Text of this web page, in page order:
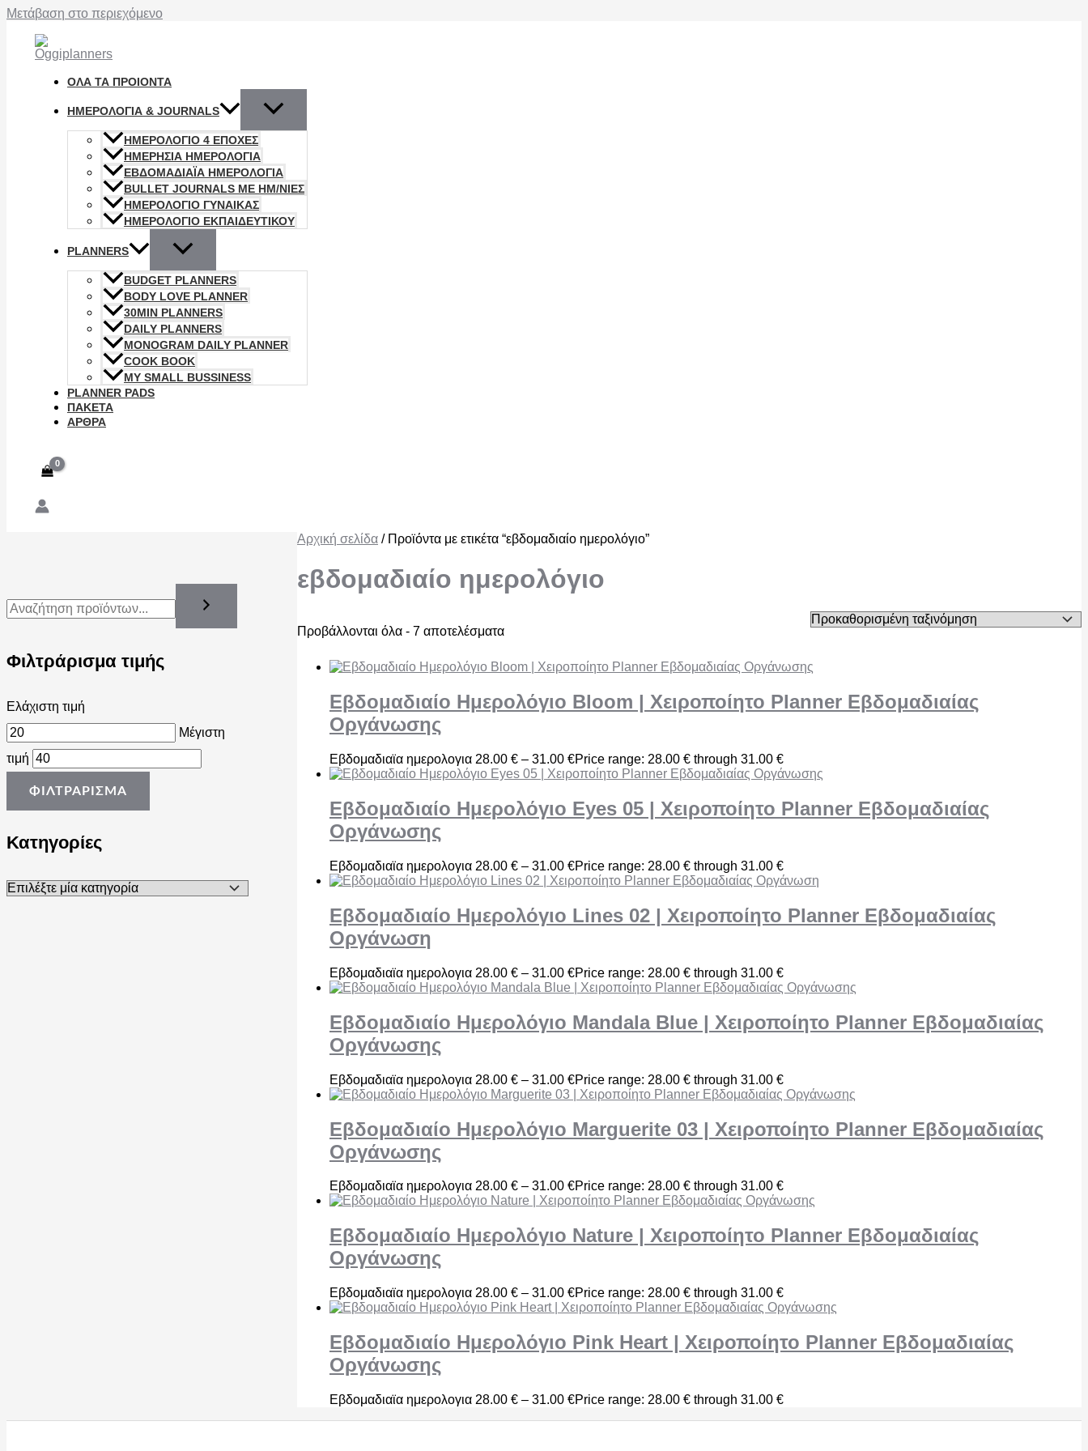
Μετάβαση στο περιεχόμενο
ΟΛΑ ΤΑ ΠΡΟΙΟΝΤΑ
ΗΜΕΡΟΛΌΓΙΑ & JOURNALS
ΗΜΕΡΟΛΟΓΙΟ 4 ΕΠΟΧΈΣ
ΗΜΕΡΉΣΙΑ ΗΜΕΡΟΛΌΓΙΑ
ΕΒΔΟΜΑΔΙΑΪΑ ΗΜΕΡΟΛΟΓΙΑ
BULLET JOURNALS ΜΕ ΗΜ/ΝΊΕΣ
ΗΜΕΡΟΛΟΓΙΟ ΓΥΝΑΊΚΑΣ
ΗΜΕΡΟΛΟΓΙΟ ΕΚΠΑΙΔΕΥΤΙΚΟΥ
PLANNERS
BUDGET PLANNERS
BODY LOVE PLANNER
30MIN PLANNERS
DAILY PLANNERS
MONOGRAM DAILY PLANNER
COOK BOOK
MY SMALL BUSSINESS
PLANNER PADS
ΠΑΚΕΤΑ
ΑΡΘΡΑ
Φιλτράρισμα τιμής
Ελάχιστη τιμή
Μέγιστη
τιμή
ΦΙΛΤΡΆΡΙΣΜΑ
Κατηγορίες
Αρχική σελίδα / Προϊόντα με ετικέτα “εβδομαδιαίο ημερολόγιο”
εβδομαδιαίο ημερολόγιο
Προβάλλονται όλα - 7 αποτελέσματα
Εβδομαδιαίο Ημερολόγιο Bloom | Χειροποίητο Planner Εβδομαδιαίας
Οργάνωσης
Εβδομαδιαϊα ημερολογια 28.00 € – 31.00 €Price range: 28.00 € through 31.00 €
Εβδομαδιαίο Ημερολόγιο Eyes 05 | Χειροποίητο Planner Εβδομαδιαίας
Οργάνωσης
Εβδομαδιαϊα ημερολογια 28.00 € – 31.00 €Price range: 28.00 € through 31.00 €
Εβδομαδιαίο Ημερολόγιο Lines 02 | Χειροποίητο Planner Εβδομαδιαίας
Οργάνωση
Εβδομαδιαϊα ημερολογια 28.00 € – 31.00 €Price range: 28.00 € through 31.00 €
Εβδομαδιαίο Ημερολόγιο Mandala Blue | Χειροποίητο Planner Εβδομαδιαίας
Οργάνωσης
Εβδομαδιαϊα ημερολογια 28.00 € – 31.00 €Price range: 28.00 € through 31.00 €
Εβδομαδιαίο Ημερολόγιο Marguerite 03 | Χειροποίητο Planner Εβδομαδιαίας
Οργάνωσης
Εβδομαδιαϊα ημερολογια 28.00 € – 31.00 €Price range: 28.00 € through 31.00 €
Εβδομαδιαίο Ημερολόγιο Nature | Χειροποίητο Planner Εβδομαδιαίας
Οργάνωσης
Εβδομαδιαϊα ημερολογια 28.00 € – 31.00 €Price range: 28.00 € through 31.00 €
Εβδομαδιαίο Ημερολόγιο Pink Heart | Χειροποίητο Planner Εβδομαδιαίας
Οργάνωσης
Εβδομαδιαϊα ημερολογια 28.00 € – 31.00 €Price range: 28.00 € through 31.00 €